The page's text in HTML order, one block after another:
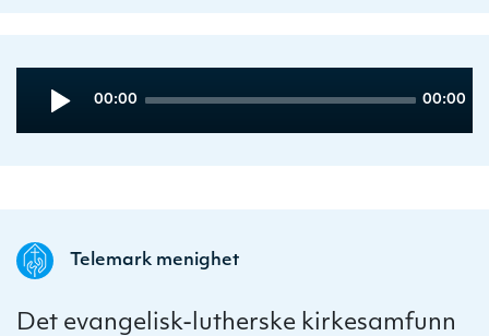
Player
Current
00:00
Total
00:00
Telemark menighet
Det evangelisk-lutherske kirkesamfunn